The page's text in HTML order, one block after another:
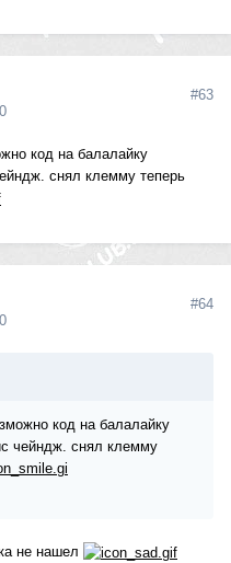
#63
код на балалайку
снял клемму теперь
#64
код на балалайку
чейндж. снял клемму
не нашел